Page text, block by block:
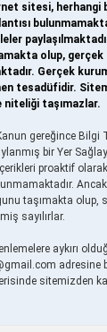
sitesi, herhangi
olup, gerçek
Gerçek
tesadüfidir.
niteliği taşımazlar.
gereğince
bir Yer
proaktif
taşımakta olup,
sayılırlar.
aykırı
adresine
sitemizden